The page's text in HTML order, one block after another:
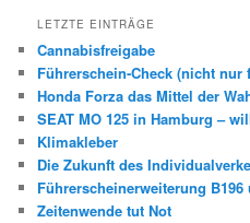
LETZTE EINTRÄGE
Cannabisfreigabe
Führerschein-Check (nicht nur
Honda Forza das Mittel der
SEAT MO 125 in Hamburg –
Klimakleber
Die Zukunft des
Führerscheinerweiterung
Zeitenwende tut Not